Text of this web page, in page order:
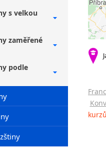
s velkou
zaměřené
podle